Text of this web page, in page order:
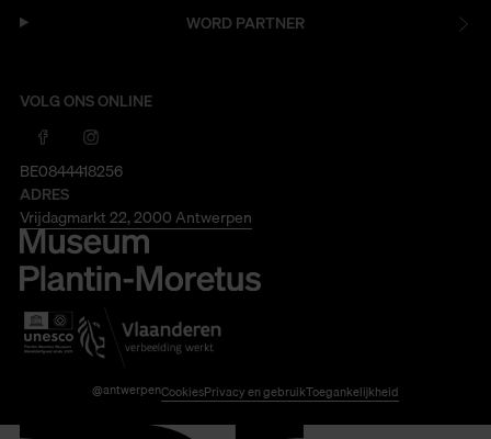
WORD PARTNER
VOLG ONS ONLINE
BE0844418256
ADRES
Vrijdagmarkt 22, 2000 Antwerpen
@antwerpenCookiesPrivacy en gebruikToegankelijkheid